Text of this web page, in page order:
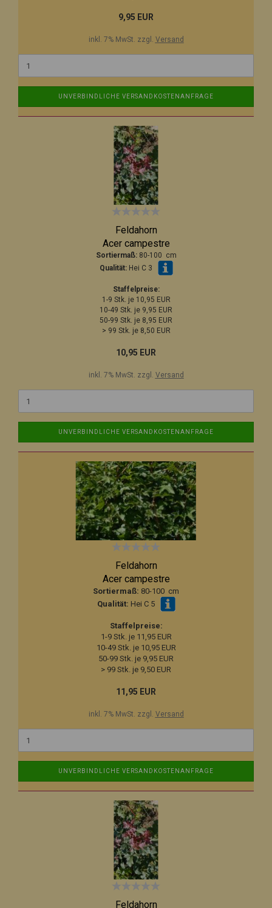
9,95 EUR
inkl. 7% MwSt. zzgl. Versand
UNVERBINDLICHE VERSANDKOSTENANFRAGE
Feldahorn
Acer campestre
Sortiermaß: 80-100 cm
Qualität:Hei C 3
Staffelpreise:
1-9 Stk. je 10,95 EUR
10-49 Stk. je 9,95 EUR
50-99 Stk. je 8,95 EUR
> 99 Stk. je 8,50 EUR
10,95 EUR
inkl. 7% MwSt. zzgl. Versand
UNVERBINDLICHE VERSANDKOSTENANFRAGE
Feldahorn
Acer campestre
Sortiermaß: 80-100 cm
Qualität: Hei C 5
Staffelpreise:
1-9 Stk. je 11,95 EUR
10-49 Stk. je 10,95 EUR
50-99 Stk. je 9,95 EUR
> 99 Stk. je 9,50 EUR
11,95 EUR
inkl. 7% MwSt. zzgl. Versand
UNVERBINDLICHE VERSANDKOSTENANFRAGE
Feldahorn